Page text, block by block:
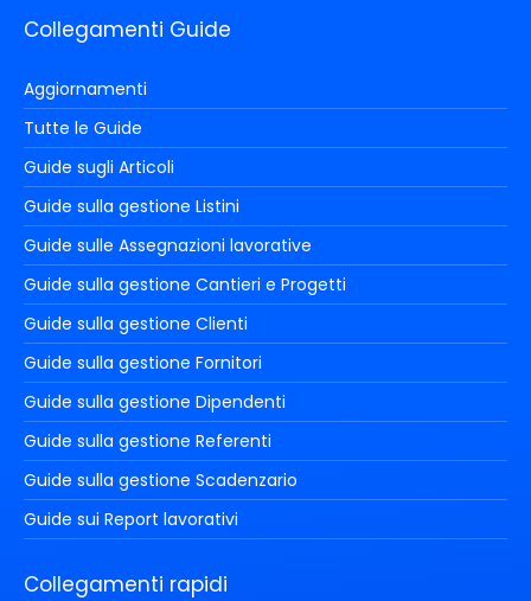
Collegamenti Guide
Aggiornamenti
Tutte le Guide
Guide sugli Articoli
Guide sulla gestione Listini
Guide sulle Assegnazioni lavorative
Guide sulla gestione Cantieri e Progetti
Guide sulla gestione Clienti
Guide sulla gestione Fornitori
Guide sulla gestione Dipendenti
Guide sulla gestione Referenti
Guide sulla gestione Scadenzario
Guide sui Report lavorativi
Collegamenti rapidi